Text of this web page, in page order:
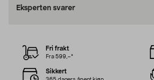
Eksperten svarer
Fri frakt
Fra 599,–*
Sikkert